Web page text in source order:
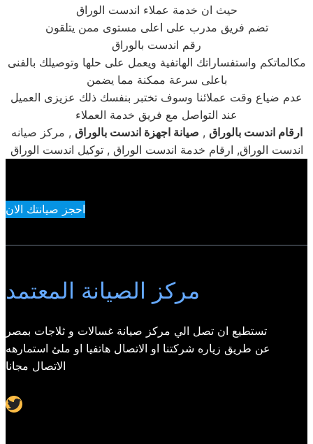
حيث ان خدمة عملاء اندست الوراق
تضم فريق مدرب على اعلى مستوى ممن يتلقون
رقم اندست بالوراق
مكالماتكم واستفساراتك الهاتفية ويعمل على حلها وتوصيلك بالفنى
باعلى سرعة ممكنة مما يضمن
عدم ضياع وقت عملائنا وسوف تختبر بنفسك ذلك عزيزى العميل
عند التواصل مع فريق خدمة العملاء
ارقام اندست بالوراق , صيانة اجهزة اندست بالوراق , مركز صيانه
اندست الوراق, ارقام خدمة اندست الوراق , توكيل اندست الوراق
احجز صيانتك الان
مركز الصيانة المعتمد
تستطيع ان تصل الي مركز صيانة غسالات و ثلاجات بمصر
عن طريق زياره شركتنا او الاتصال هاتفيا او ملئ استمارهه
الاتصال مجانا
Twitter